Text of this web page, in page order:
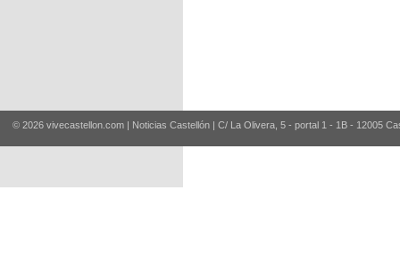
© 2026 vivecastellon.com | Noticias Castellón | C/ La Olivera, 5 - portal 1 - 1B - 12005